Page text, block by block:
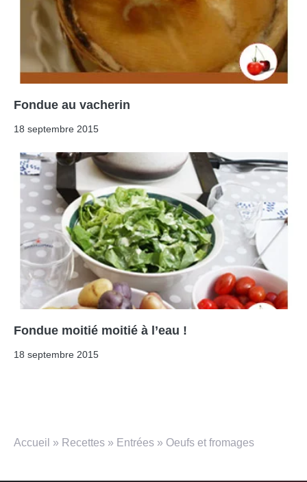
Fondue au vacherin
18 septembre 2015
Fondue moitié moitié à l’eau !
18 septembre 2015
Accueil » Recettes » Entrées » Oeufs et fromages